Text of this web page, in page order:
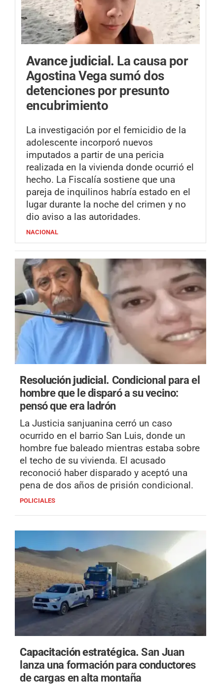
Avance judicial. La causa por
Agostina Vega sumó dos
detenciones por presunto
encubrimiento
La investigación por el femicidio de la
adolescente incorporó nuevos
imputados a partir de una pericia
realizada en la vivienda donde ocurrió el
hecho. La Fiscalía sostiene que una
pareja de inquilinos habría estado en el
lugar durante la noche del crimen y no
dio aviso a las autoridades.
NACIONAL
Resolución judicial. Condicional para el
hombre que le disparó a su vecino:
pensó que era ladrón
La Justicia sanjuanina cerró un caso
ocurrido en el barrio San Luis, donde un
hombre fue baleado mientras estaba sobre
el techo de su vivienda. El acusado
reconoció haber disparado y aceptó una
pena de dos años de prisión condicional.
POLICIALES
Capacitación estratégica.San Juan
lanza una formación para conductores
de cargas en alta montaña